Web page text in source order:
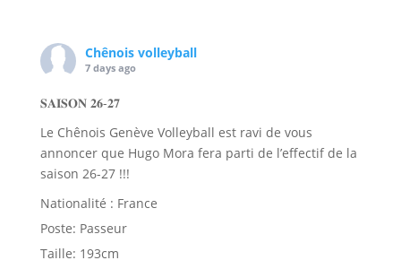
Chênois volleyball
7 days ago
𝐒𝐀𝐈𝐒𝐎𝐍 𝟐𝟔-𝟐𝟕
Le Chênois Genève Volleyball est ravi de vous
annoncer que Hugo Mora fera parti de l’effectif de la
saison 26-27 !!!
Nationalité : France
Poste: Passeur
Taille: 193cm